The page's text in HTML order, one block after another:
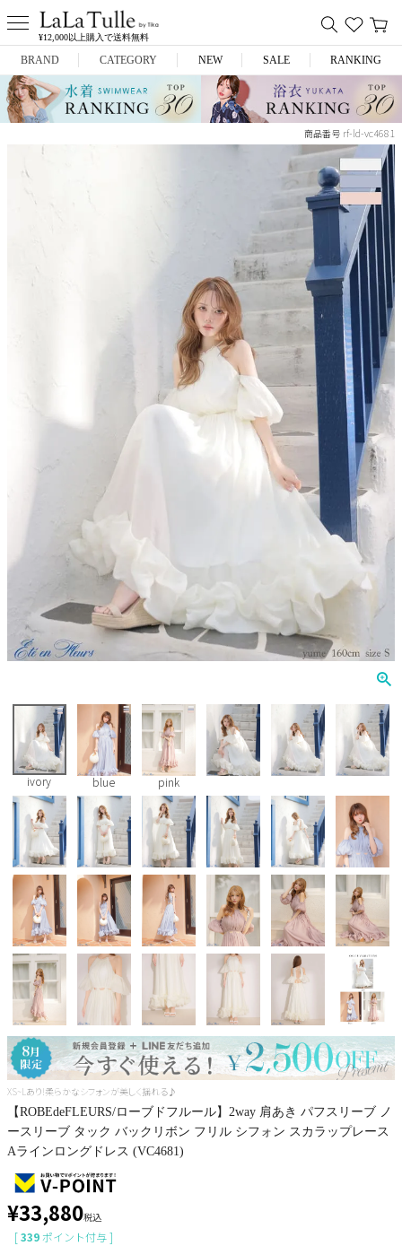
¥12,000以上購入で送料無料
BRAND
Anella
DEA.
IRMA
JENNNY
COMEX
Rechercher
Pleaser
CATEGORY
ミニドレス
スーツ
NEW SALE RANKING
商品番号 rf-ld-vc4681
ivory blue pink
XS~Lあり!柔らかなシフォンが美しく揺れる♪
【ROBEdeFLEURS/ローブドフルール】2way 肩あき パフスリーブ ノ
ースリーブ タック バックリボン フリル シフォン スカラップレース
Aラインロングドレス (VC4681)
¥33,880税込
[339ポイント付与 ]